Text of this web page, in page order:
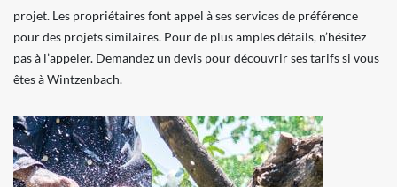
projet. Les propriétaires font appel à ses services de préférence
pour des projets similaires. Pour de plus amples détails, n’hésitez
pas à l’appeler. Demandez un devis pour découvrir ses tarifs si vous
êtes à Wintzenbach.